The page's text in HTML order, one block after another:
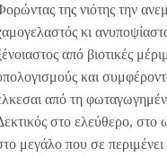
της νιότης την
κι
από βιοτικές
και
από τη
στο ελεύθερο, στο
μεγάλο που σε περιμένει